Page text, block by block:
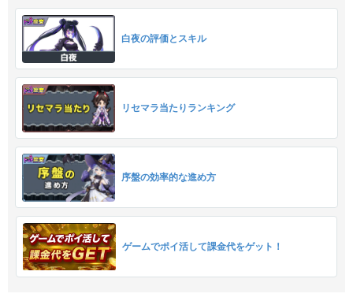
白夜の評価とスキル
リセマラ当たりランキング
序盤の効率的な進め方
ゲームでポイ活して課金代をゲット！